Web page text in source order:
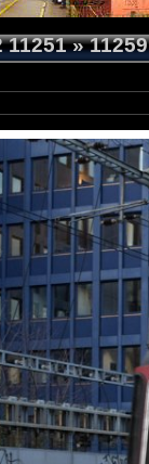
11251»11259